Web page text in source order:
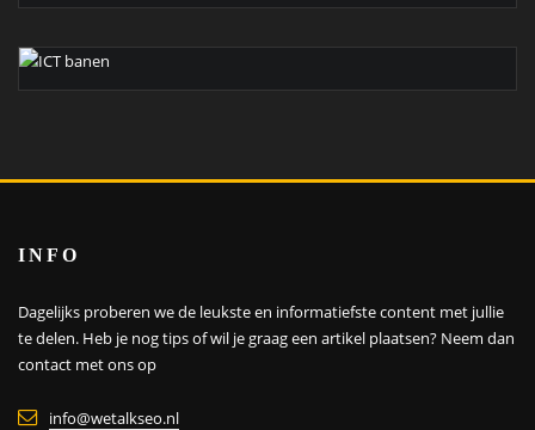
INFO
Dagelijks proberen we de leukste en informatiefste content met jullie
te delen. Heb je nog tips of wil je graag een artikel plaatsen? Neem dan
contact met ons op
info@wetalkseo.nl